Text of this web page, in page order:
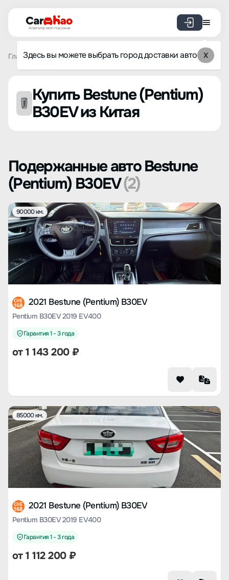
Агрегатор авто под заказ
Здесь вы можете выбрать город доставки авто X
Главная Список брендов Bestune (Pentium) B30EV
Купить Bestune (Pentium)
B30EV из Китая
Подержанные авто Bestune
(Pentium) B30EV(2)
90000 км.
CHE
168 2021 Bestune (Pentium) B30EV
Pentium B30EV 2019 EV400
Гарантия 1 - 3 года
от1 143 200₽
85000 км.
CHE
168 2021 Bestune (Pentium) B30EV
Pentium B30EV 2019 EV400
Гарантия 1 - 3 года
от1 112 200₽